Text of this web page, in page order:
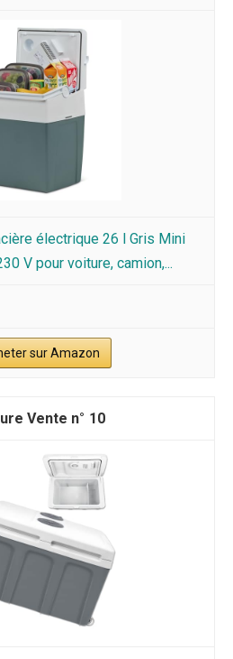
électrique 26 l Gris Mini
V pour voiture, camion,...
sur Amazon
10